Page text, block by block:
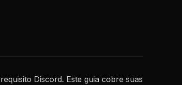
Discord. Este guia cobre suas